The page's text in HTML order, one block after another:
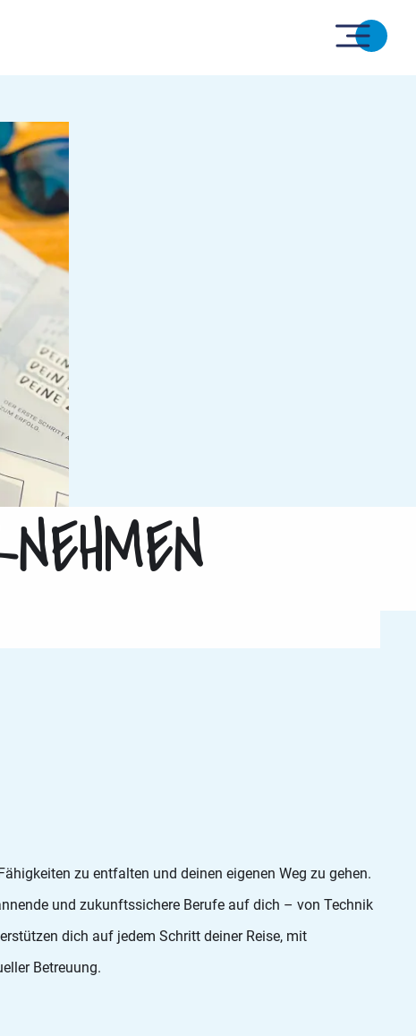
zu entfalten und deinen eigenen Weg zu gehen.
und zukunftssichere Berufe auf dich – von Technik
dich auf jedem Schritt deiner Reise, mit
Betreuung.